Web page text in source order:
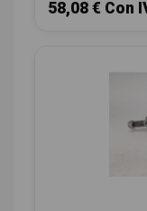
58,08 € Con